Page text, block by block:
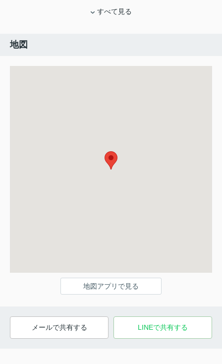
すべて見る
地図
地図アプリで見る
メールで共有する LINEで共有する